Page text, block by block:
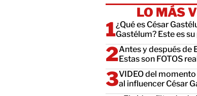
LO MÁS
¿Qué es César
Gastélum? Este es
Antes y después de
Estas son FOTOS
VIDEO del
al influencer César